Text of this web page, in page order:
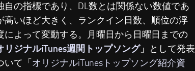
自の指標であり、DL数とは関係ない数値であ
高いほど大きく、ランクイン日数、順位の浮
よって変動する。月曜日から日曜日までの
リジナルiTunes週間トップソング」 として発表
て「 オリジナルiTunesトップソング紹介資